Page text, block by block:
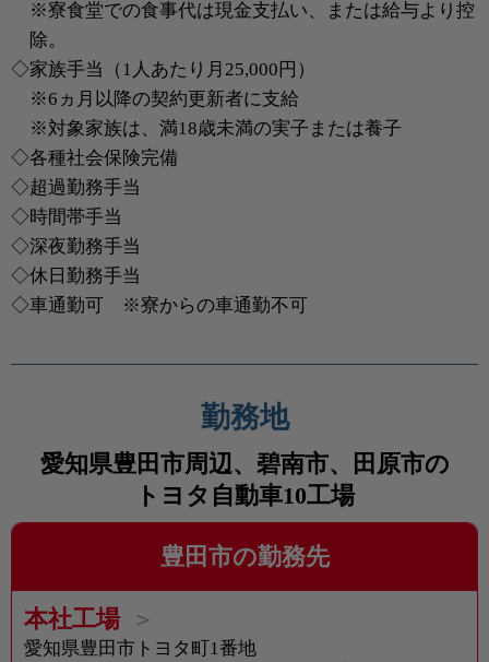
※寮食堂での食事代は現金支払い、または給与より控
除。
◇家族手当（1人あたり月25,000円）
※6ヵ月以降の契約更新者に支給
※対象家族は、満18歳未満の実子または養子
◇各種社会保険完備
◇超過勤務手当
◇時間帯手当
◇深夜勤務手当
◇休日勤務手当
◇車通勤可 ※寮からの車通勤不可
勤務地
愛知県豊田市周辺、碧南市、田原市の
トヨタ自動車10工場
豊田市の勤務先
本社工場
愛知県豊田市トヨタ町1番地